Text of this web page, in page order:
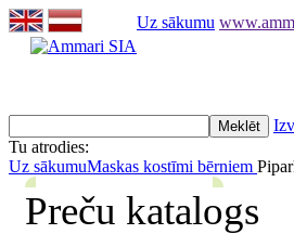
Uz sākumu
Tu atrodies:
Uz sākumuMaskas kostīmi bērniem
Preču katalogs